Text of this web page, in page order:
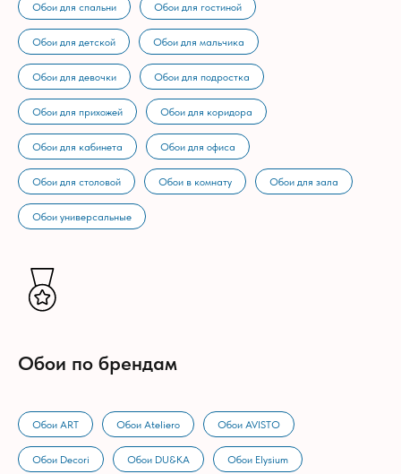
Обои для спальни Обои для гостиной
Обои для детской Обои для мальчика
Обои для девочки Обои для подростка
Обои для прихожей Обои для коридора
Обои для кабинета Обои для офиса
Обои для столовой Обои в комнату Обои для зала
Обои универсальные
Обои по брендам
Обои ART Обои Ateliero Обои AVISTO
Обои Decori Обои DU&KA Обои Elysium